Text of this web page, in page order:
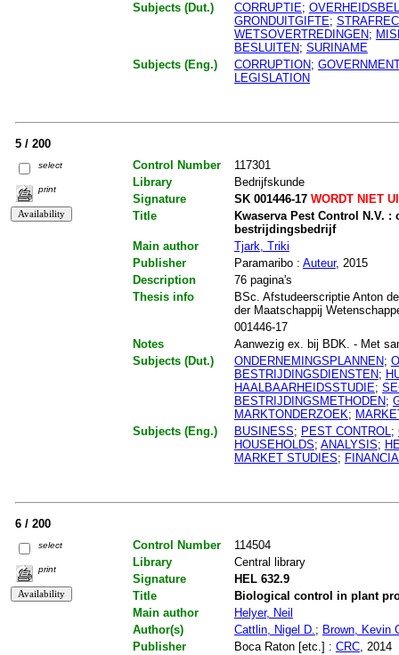
Subjects (Dut.) CORRUPTIE;
GRONDUITGIFTE;
WETSOVERTREDINGEN;
BESLUITEN; SURINAME
Subjects (Eng.)
CORRUPTION;
LEGISLATION
5 / 200
select
print
Control Number
117301
Library
Bedrijfskunde
Signature
SK 001446-17WORDT NIET
Title
Kwaserva Pest Control N.V.
bestrijdingsbedrijf
Main author
Tjark, Triki
Publisher
Paramaribo : Auteur, 2015
Description
76 pagina's
Thesis info
BSc. Afstudeerscriptie Anton
der Maatschappij
001446-17
Notes
Aanwezig ex. bij BDK. - Met
Subjects (Dut.)
ONDERNEMINGSPLANNEN;
BESTRIJDINGSDIENSTEN;
HAALBAARHEIDSSTUDIE;
BESTRIJDINGSMETHODEN;
MARKTONDERZOEK;
Subjects (Eng.)
BUSINESS; PEST CONTROL ;
HOUSEHOLDS; ANALYSIS;
MARKET STUDIES;
6 / 200
select
print
Control Number
114504
Library
Central library
Signature
HEL 632.9
Title
Biological control in plant
Main author
Helyer, Neil
Author(s)
Cattlin, Nigel D. ; Brown, Kevin
Publisher
Boca Raton [etc.] : CRC, 2014